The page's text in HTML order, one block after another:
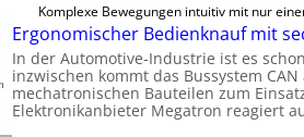
i
r
b
e
l
Komplexe Bewegungen intuitiv mit nur
Ergonomischer Bedienknauf mit
In der Automotive-Industrie ist es
inzwischen kommt das Bussystem
mechatronischen Bauteilen zum
Elektronikanbieter Megatron reagiert